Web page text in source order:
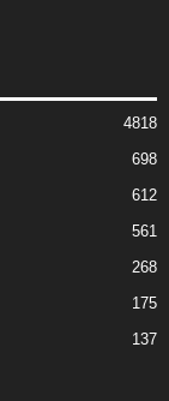
4818
698
612
561
268
175
137